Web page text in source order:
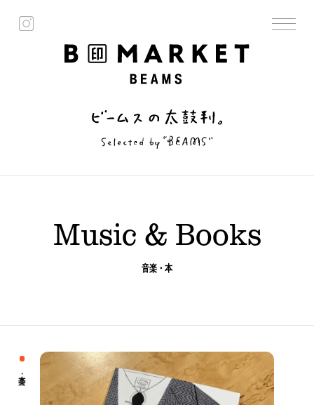
Music & Books
音楽・本